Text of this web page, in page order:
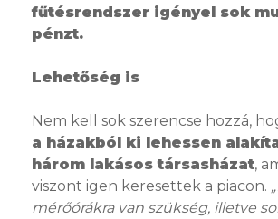
fűtésrendszer igényel sok
pénzt.
Lehetőség is
Nem kell sok szerencse hozzá,
a házakból ki lehessen
három lakásos társasházat,
viszont igen keresettek a piacon.
mérőórákra van szükség, illetve